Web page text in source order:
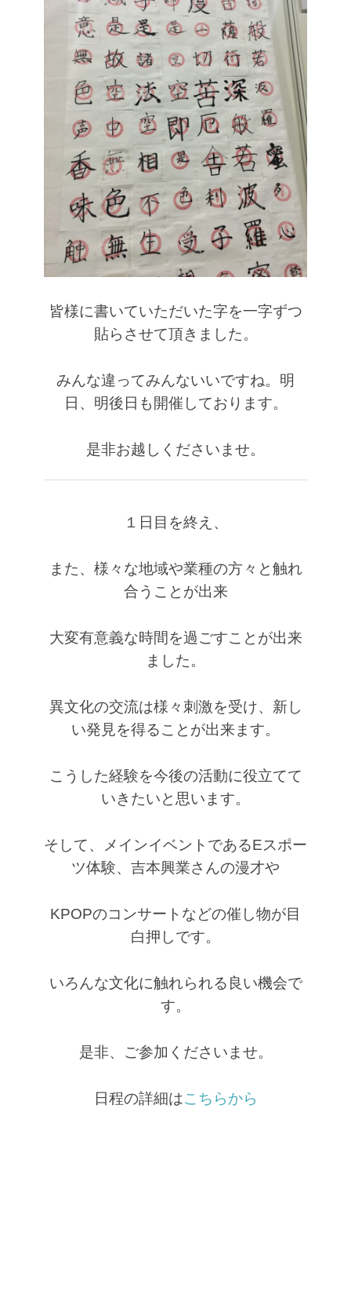
皆様に書いていただいた字を一字ずつ
貼らさせて頂きました。
みんな違ってみんないいですね。 明
日、明後日も開催しております。
是非お越しくださいませ。
１日目を終え、
また、様々な地域や業種の方々と触れ
合うことが出来
大変有意義な時間を過ごすことが出来
ました。
異文化の交流は様々刺激を受け、新し
い発見を得ることが出来ます。
こうした経験を今後の活動に役立てて
いきたいと思います。
そして、メインイベントであるEスポー
ツ体験、吉本興業さんの漫才や
KPOPのコンサートなどの催し物が目
白押しです。
いろんな文化に触れられる良い機会で
す。
是非、ご参加くださいませ。
日程の詳細はこちらから